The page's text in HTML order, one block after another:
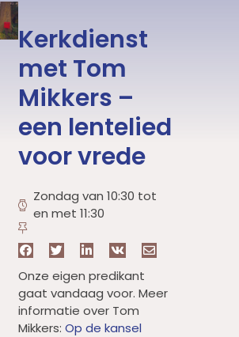
Kerkdienst
met Tom
Mikkers –
een lentelied
voor vrede
Zondag van 10:30 tot
en met 11:30
Onze eigen predikant
gaat vandaag voor. Meer
informatie over Tom
Mikkers: Op de kansel